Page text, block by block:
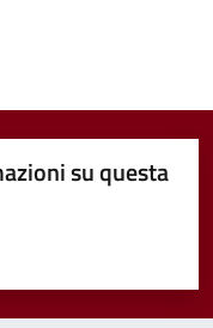
su questa